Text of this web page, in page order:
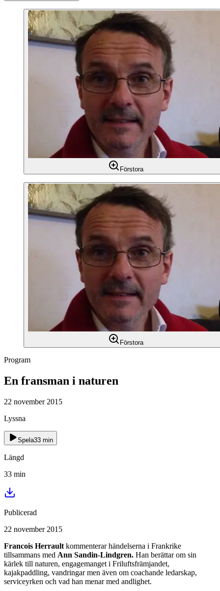
Förstora
Förstora
Program
En fransman i naturen
22 november 2015
Lyssna
Spela33 min
Längd
33 min
Publicerad
22 november 2015
Francois Herrault kommenterar händelserna i Frankrike
tillsammans med Ann Sandin-Lindgren. Han berättar om sin
kärlek till naturen, engagemanget i Friluftsfrämjandet,
kajakpaddling, vandringar men även om coachande ledarskap,
serviceyrken och vad han menar med andlighet.